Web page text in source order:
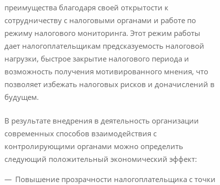
преимущества благодаря своей открытости к
сотрудничеству с налоговыми органами и работе по
режиму налогового мониторинга. Этот режим работы
дает налогоплательщикам предсказуемость налоговой
нагрузки, быстрое закрытие налогового периода и
возможность получения мотивированного мнения, что
позволяет избежать налоговых рисков и доначислений в
будущем.
В результате внедрения в деятельность организации
современных способов взаимодействия с
контролирующими органами можно определить
следующий положительный экономический эффект:
Повышение прозрачности налогоплательщика с точки